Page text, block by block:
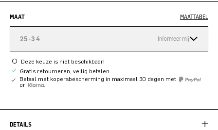
MAAT MAATTABEL
25-34 Informeer mij
Deze keuze is niet beschikbaar!
Gratis retourneren, veilig betalen
Betaal met kopersbescherming in maximaal 30 dagen met
or
DETAILS